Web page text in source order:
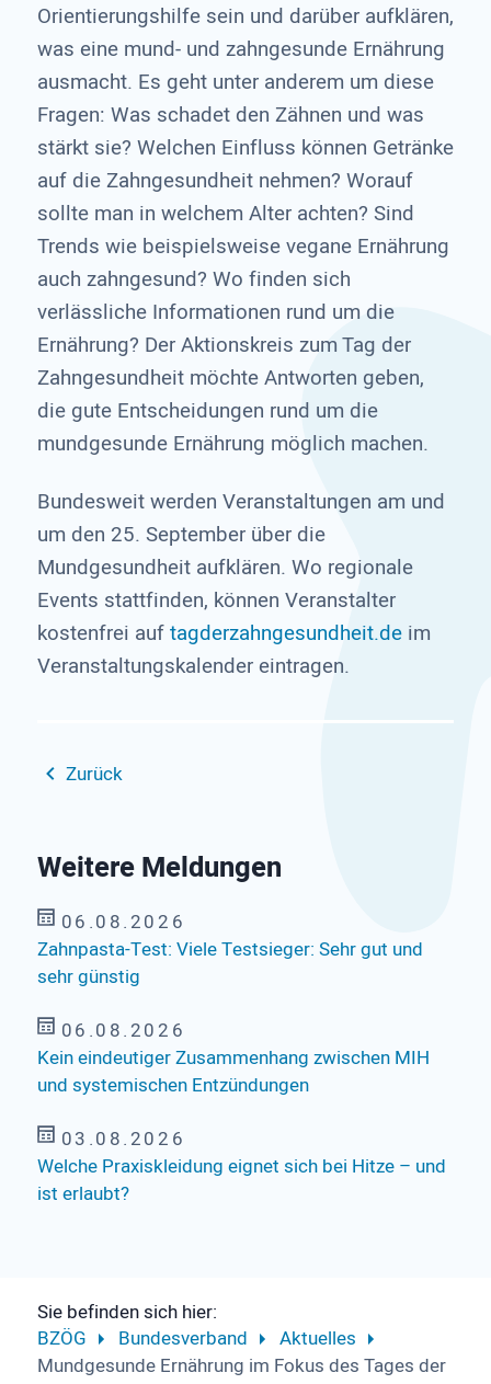
Orientierungshilfe sein und darüber aufklären,
was eine mund- und zahngesunde Ernährung
ausmacht. Es geht unter anderem um diese
Fragen: Was schadet den Zähnen und was
stärkt sie? Welchen Einfluss können Getränke
auf die Zahngesundheit nehmen? Worauf
sollte man in welchem Alter achten? Sind
Trends wie beispielsweise vegane Ernährung
auch zahngesund? Wo finden sich
verlässliche Informationen rund um die
Ernährung? Der Aktionskreis zum Tag der
Zahngesundheit möchte Antworten geben,
die gute Entscheidungen rund um die
mundgesunde Ernährung möglich machen.
Bundesweit werden Veranstaltungen am und
um den 25. September über die
Mundgesundheit aufklären. Wo regionale
Events stattfinden, können Veranstalter
kostenfrei auftagderzahngesundheit.deim
Veranstaltungskalender eintragen.
Zurück
Weitere Meldungen
06.08.2026
Zahnpasta-Test: Viele Testsieger: Sehr gut und
sehr günstig
06.08.2026
Kein eindeutiger Zusammenhang zwischen MIH
und systemischen Entzündungen
03.08.2026
Welche Praxiskleidung eignet sich bei Hitze – und
ist erlaubt?
Sie befinden sich hier:
BZÖG
Bundesverband
Aktuelles
Mund­gesunde Er­nährung im Fokus des Tages der